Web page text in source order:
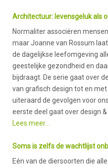
Architectuur: levensgeluk als
Normaliter associëren
maar Joanne van Rossum
de dagelijkse leefomgeving
geestelijke gezondheid en
bijdraagt. De serie gaat over
van grafisch design tot en
uiteraard de gevolgen voor
eerste deel gaat over design &
Lees meer…
Soms is zelfs de wachtlijst
Eén van de diersoorten die